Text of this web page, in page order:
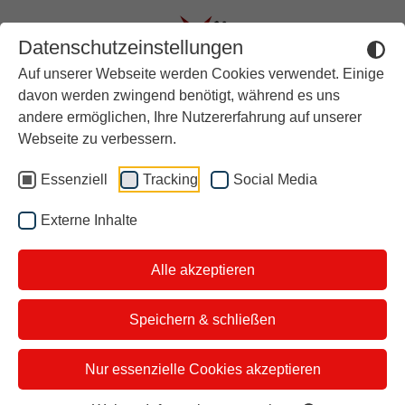
Datenschutzeinstellungen
Auf unserer Webseite werden Cookies verwendet. Einige
davon werden zwingend benötigt, während es uns
andere ermöglichen, Ihre Nutzererfahrung auf unserer
Webseite zu verbessern.
Essenziell Tracking Social Media
Externe Inhalte
Alle akzeptieren
Speichern & schließen
Nur essenzielle Cookies akzeptieren
Unsere
Themen vom
29.06.2025
Das sind unsere Themen und
Gäste:
Aktuell
Rückblick
Über stern TV
Der Moderator
i&u Studios